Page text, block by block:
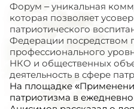
Форум – уникальная
которая позволяет
патриотического
Федерации посредством
профессионального
НКО и общественных
деятельность в сфере
На площадке
патриотизма в